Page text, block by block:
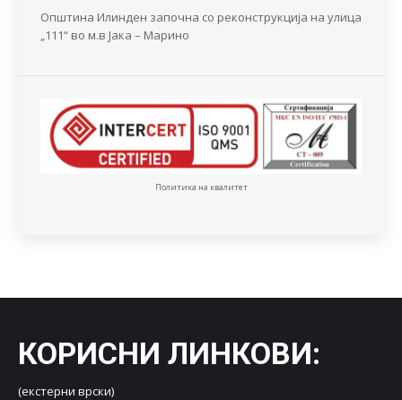
Општина Илинден започна со реконструкција на улица
„111“ во м.в Јака – Марино
Политика на квалитет
КОРИСНИ ЛИНКОВИ:
(екстерни врски)